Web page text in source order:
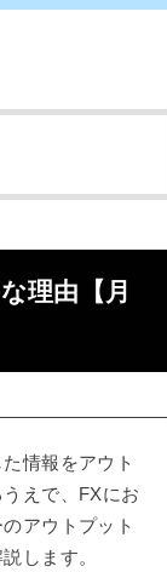
理由【月
情報をアウト
えで、FXにお
アウトプット
します。